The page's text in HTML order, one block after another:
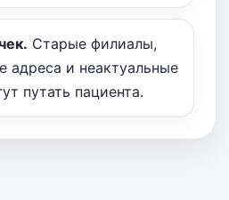
Старые филиалы,
адреса и неактуальные
путать пациента.